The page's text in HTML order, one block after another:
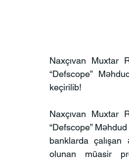
Naxçıvan Muxtar
“Defscope”
keçirilib!
Naxçıvan Muxtar
“Defscope”
banklarda çalışan
olunan müasir